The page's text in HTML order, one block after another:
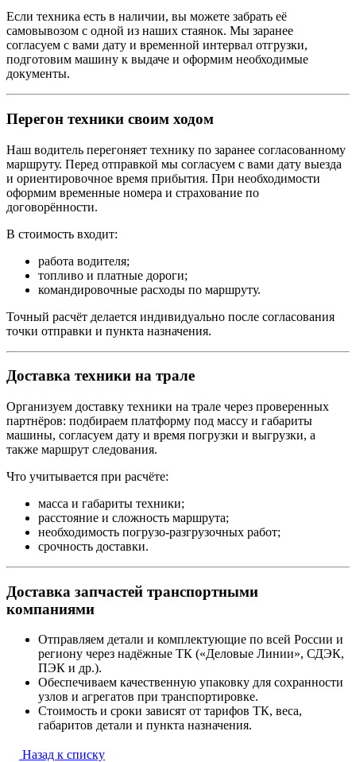
Если техника есть в наличии, вы можете забрать её
самовывозом с одной из наших стаянок. Мы заранее
согласуем с вами дату и временной интервал отгрузки,
подготовим машину к выдаче и оформим необходимые
документы.
Перегон техники своим ходом
Наш водитель перегоняет технику по заранее согласованному
маршруту. Перед отправкой мы согласуем с вами дату выезда
и ориентировочное время прибытия. При необходимости
оформим временные номера и страхование по
договорённости.
В стоимость входит:
работа водителя;
топливо и платные дороги;
командировочные расходы по маршруту.
Точный расчёт делается индивидуально после согласования
точки отправки и пункта назначения.
Доставка техники на трале
Организуем доставку техники на трале через проверенных
партнёров: подбираем платформу под массу и габариты
машины, согласуем дату и время погрузки и выгрузки, а
также маршрут следования.
Что учитывается при расчёте:
масса и габариты техники;
расстояние и сложность маршрута;
необходимость погрузо-разгрузочных работ;
срочность доставки.
Доставка запчастей транспортными
компаниями
Отправляем детали и комплектующие по всей России и
региону через надёжные ТК («Деловые Линии», СДЭК,
ПЭК и др.).
Обеспечиваем качественную упаковку для сохранности
узлов и агрегатов при транспортировке.
Стоимость и сроки зависят от тарифов ТК, веса,
габаритов детали и пункта назначения.
Назад к списку